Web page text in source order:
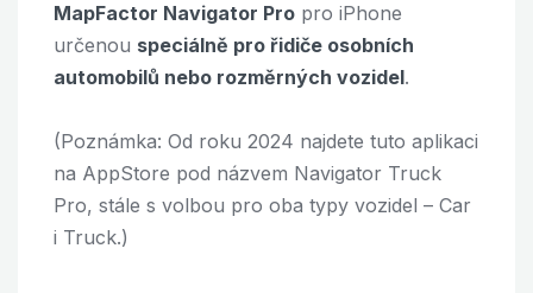
MapFactor Navigator Pro pro iPhone
určenou speciálně pro řidiče osobních
automobilů nebo rozměrných vozidel.
(Poznámka: Od roku 2024 najdete tuto aplikaci
na AppStore pod názvem Navigator Truck
Pro, stále s volbou pro oba typy vozidel – Car
i Truck.)